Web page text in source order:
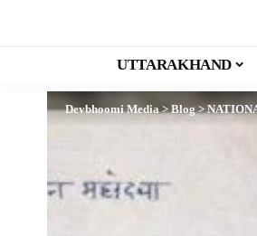
UTTARAKHAND
Devbhoomi Media>Blog>